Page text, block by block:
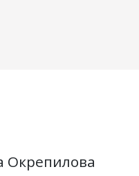
Окрепилова